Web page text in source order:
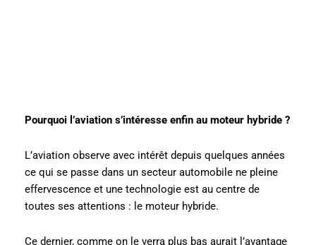
Pourquoi l’aviation s’intéresse enfin au moteur hybride ?
L’aviation observe avec intérêt depuis quelques années
ce qui se passe dans un secteur automobile ne pleine
effervescence et une technologie est au centre de
toutes ses attentions : le moteur hybride.
Ce dernier, comme on le verra plus bas aurait l’avantage